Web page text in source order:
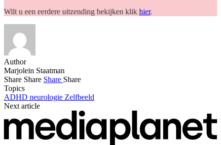
Wilt u een eerdere uitzending bekijken klik hier.
Author
Marjolein Staatman
Share Share Share Share
Topics
ADHD neurologie Zelfbeeld
Next article